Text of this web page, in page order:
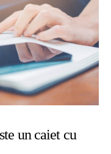
un caiet cu